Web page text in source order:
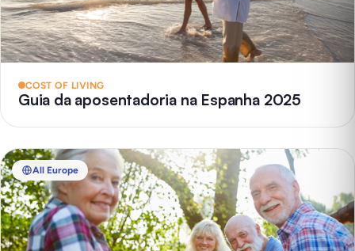
COST OF LIVING
Guia da aposentadoria na Espanha 2025
All Europe